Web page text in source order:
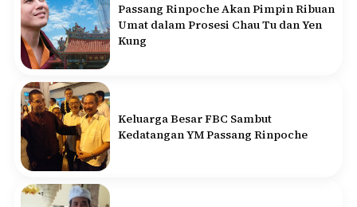
Passang Rinpoche Akan Pimpin Ribuan
Umat dalam Prosesi Chau Tu dan Yen
Kung
Keluarga Besar FBC Sambut
Kedatangan YM Passang Rinpoche